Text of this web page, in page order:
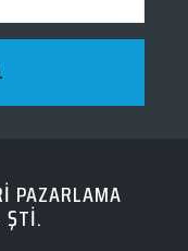
PAZARLAMA
ŞTİ.